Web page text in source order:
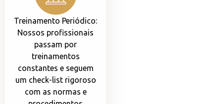
Treinamento Periódico:
Nossos profissionais
passam por
treinamentos
constantes e seguem
um check-list rigoroso
com as normas e